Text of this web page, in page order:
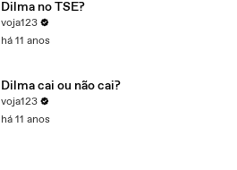
Dilma no TSE?
voja123
há 11 anos
Dilma cai ou não cai?
voja123
há 11 anos